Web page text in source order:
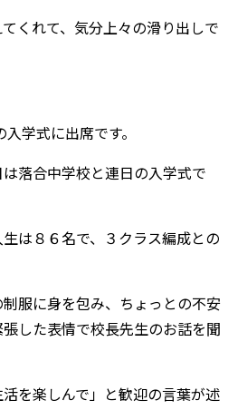
くれて、気分上々の滑り出しで
学式に出席です。
落合中学校と連日の入学式で
は８６名で、３クラス編成との
服に身を包み、ちょっとの不安
した表情で校長先生のお話を聞
を楽しんで」と歓迎の言葉が述